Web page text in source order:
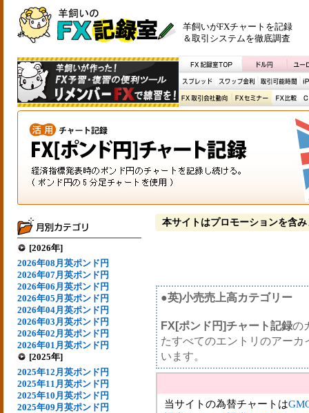
羊飼いがFXチャートを記録
＆取引システムを徹底調査
[2026年]
2026年08月英ポンド円
2026年07月英ポンド円
2026年06月英ポンド円
2026年05月英ポンド円
2026年04月英ポンド円
2026年03月英ポンド円
2026年02月英ポンド円
2026年01月英ポンド円
[2025年]
2025年12月英ポンド円
2025年11月英ポンド円
2025年10月英ポンド円
2025年09月英ポンド円
本サイトはプロモーションを含み
●英)小売売上高カテゴリー
FX[ポンド円]チャート記録の
たすべてのエントリのアー
います。
当サイトの為替チャートは